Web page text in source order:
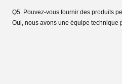
Q5. Pouvez-vous fournir des produits
Oui, nous avons une équipe technique